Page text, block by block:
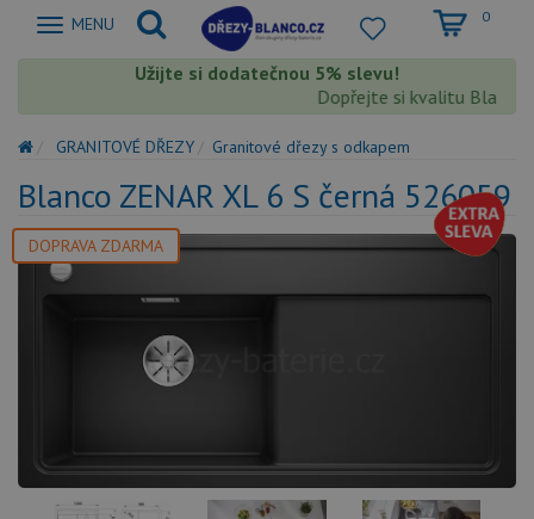
Zobrazit
MENU 0
Užijte si dodatečnou 5% slevu!
Dopřejte si kvalitu Blanco
GRANITOVÉ DŘEZY Granitové dřezy s odkapem
Blanco ZENAR XL 6 S černá 526059
DOPRAVA ZDARMA